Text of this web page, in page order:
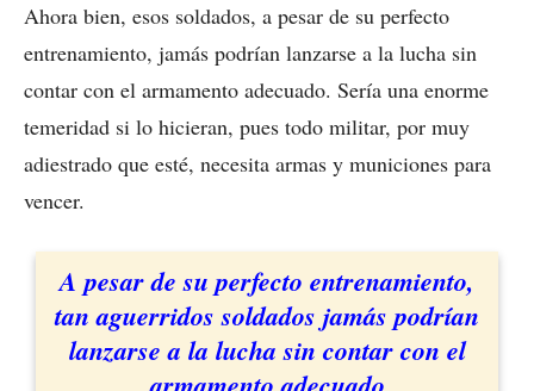
Ahora bien, esos soldados, a pesar de su perfecto
entrenamiento, jamás podrían lanzarse a la lucha sin
contar con el armamento adecuado. Sería una enorme
temeridad si lo hicieran, pues todo militar, por muy
adiestrado que esté, necesita armas y municiones para
vencer.
A pesar de su perfecto entrenamiento,
tan aguerridos soldados jamás podrían
lanzarse a la lucha sin contar con el